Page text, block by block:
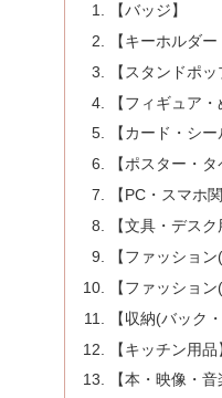
【バッジ】
【キーホルダ
【スタンドポッ
【フィギュア
【カード・シー
【ポスター・タ
【PC・スマホ関
【文具・デスク
【ファッショ
【ファッショ
【収納(バック
【キッチン用品
【本・映像・音